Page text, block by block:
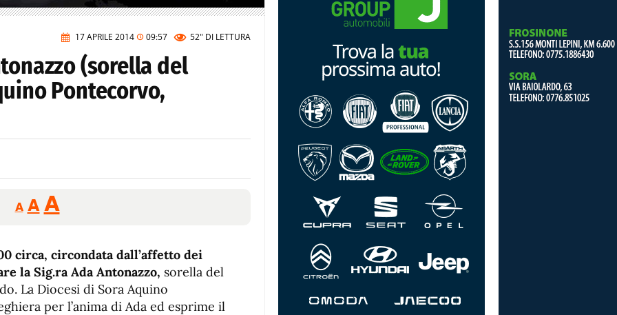
17 APRILE 2014 09:57 52" DI LETTURA
(sorella del
Pontecorvo,
A
Reducir
tamaño
A Restablecer
tamaño
de
fuente
AAumentar
de
fuente.
circa, circondata dall’affetto dei
la Sig.ra Ada Antonazzo, sorella del
La Diocesi di Sora Aquino
per l’anima di Ada ed esprime il